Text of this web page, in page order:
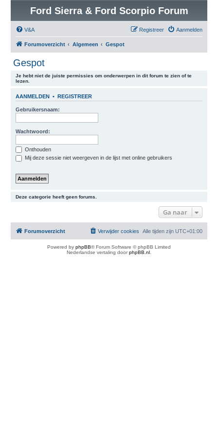
Ford Sierra & Ford Scorpio Forum
V&A Aanmelden
Registreer
Forumoverzicht Algemeen Gespot
Gespot
Je hebt niet de juiste permissies om onderwerpen in dit forum te zien of te
lezen.
AANMELDEN • REGISTREER
Gebruikersnaam:
Wachtwoord:
Onthouden
Mij deze sessie niet weergeven in de lijst met online gebruikers
Deze categorie heeft geen forums.
Ga naar
Forumoverzicht Alle tijden zijn UTC+01:00
Verwijder cookies
Powered by phpBB® Forum Software © phpBB Limited
Nederlandse vertaling doorphpBB.nl